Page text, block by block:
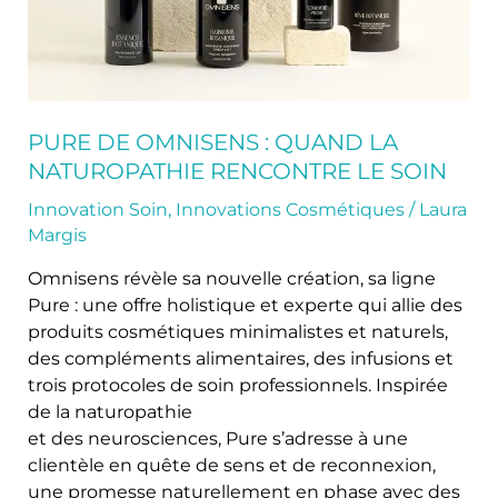
PURE DE OMNISENS : QUAND LA
NATUROPATHIE RENCONTRE LE SOIN
Innovation Soin, Innovations Cosmétiques/ Laura
Margis
Omnisens révèle sa nouvelle création, sa ligne
Pure : une offre holistique et experte qui allie des
produits cosmétiques minimalistes et naturels,
des compléments alimentaires, des infusions et
trois protocoles de soin professionnels. Inspirée
de la naturopathie
et des neurosciences, Pure s’adresse à une
clientèle en quête de sens et de reconnexion,
une promesse naturellement en phase avec des